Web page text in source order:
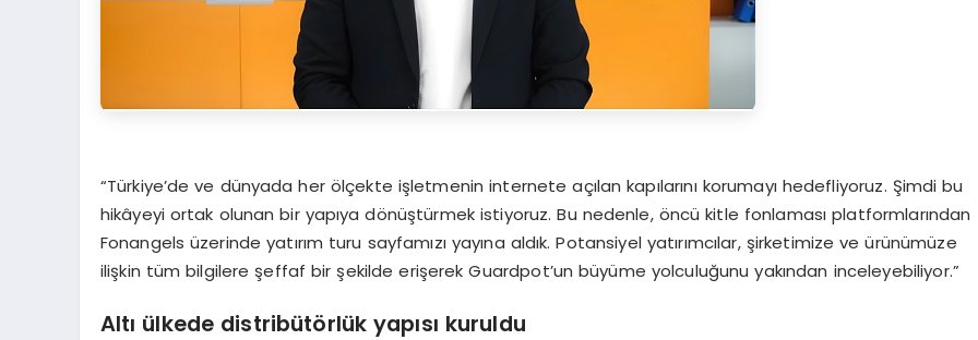
“Türkiye’de ve dünyada her ölçekte işletmenin internete açılan kapılarını korumayı hedefliyoruz. Şimdi bu
hikâyeyi ortak olunan bir yapıya dönüştürmek istiyoruz. Bu nedenle, öncü kitle fonlaması platformlarından
Fonangels üzerinde yatırım turu sayfamızı yayına aldık. Potansiyel yatırımcılar, şirketimize ve ürünümüze
ilişkin tüm bilgilere şeffaf bir şekilde erişerek Guardpot’un büyüme yolculuğunu yakından inceleyebiliyor.”
Altı ülkede distribütörlük yapısı kuruldu